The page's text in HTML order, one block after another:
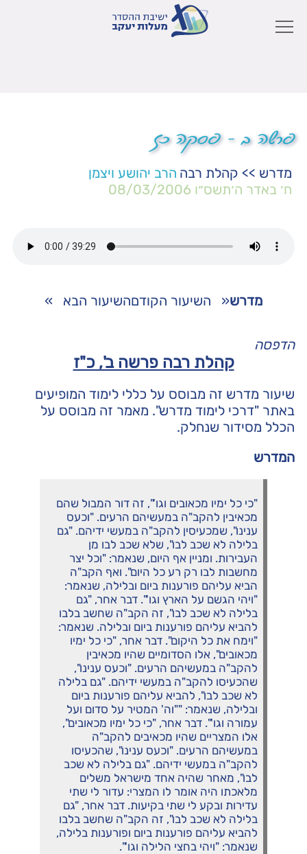
פרשה ב – פסקה כז
מדרש >> קהלת רבה הרב יהושע ויצמן
ח׳ באדר ה׳תשס״ו 08/03/2006
מדרש« השיעור הקודםהשיעור הבא »
הדפסה
קהלת רבה פרשה ב', כ"ז
שיעור מדרש זה מבוסס על כללי לימוד המופיעים
באתר "דרכי לימוד מדרש". מאמר זה מבוסס על
הכלל מסידור שנחלק.
המדרש
"כי כל ימיו מכאובים וגו'", זה דור המבול שהם
מכאיבין להקב"ה במעשיהם הרעים. "וכעס
ענינו", שמכעיסין להקב"ה במעשי ידיהם. "גם
בלילה לא שכב לבו", שלא שכב לבו מן
העבירות. ומניין אף היום, שנאמר: "וכל יצר
מחשבות לבו רק רע כל היום". ואף הקב"ה
הביא עליהם פורענות ביום ובלילה, שנאמר:
"ויהי הגשם על הארץ וגו'". דבר אחר, "גם
בלילה לא שכב לבו", זה הקב"ה שחשב בלבו
להביא עליהם פורענות ביום ובלילה. שנאמר:
"וימח את כל היקום". דבר אחר, "כי כל ימיו
מכאובים", אלו הסדומיים שהיו מכאיבין
להקב"ה במעשיהם הרעים. "וכעס ענינו",
שהכעיסו להקב"ה במעשי ידיהם. "גם בלילה
לא שכב לבו", להביא עליהם פורענות ביום
ובלילה, שנאמר: ""וה' המטיר על סדום ועל
עמורה וגו'". דבר אחר, "כי כל ימיו מכאובים",
אלו המצריים שהיו מכאיבים להקב"ה
במעשיהם הרעים. "וכעס ענינו", שהכעיסו
להקב"ה במעשי ידיהם. "גם בלילה לא שכב
לבו", מאחר שהיה אחד מישראל משלים
מלאכתו היה אומר לו המצרי: עדור לי שתי
עדירות ובקע לי שתי בקיעות. דבר אחר, "גם
בלילה לא שכב לבו", זה הקב"ה שחשב בלבו
להביא עליהם פורענות ביום ופורענות בלילה,
שנאמר: "ויהי בחצי הלילה וגו'".